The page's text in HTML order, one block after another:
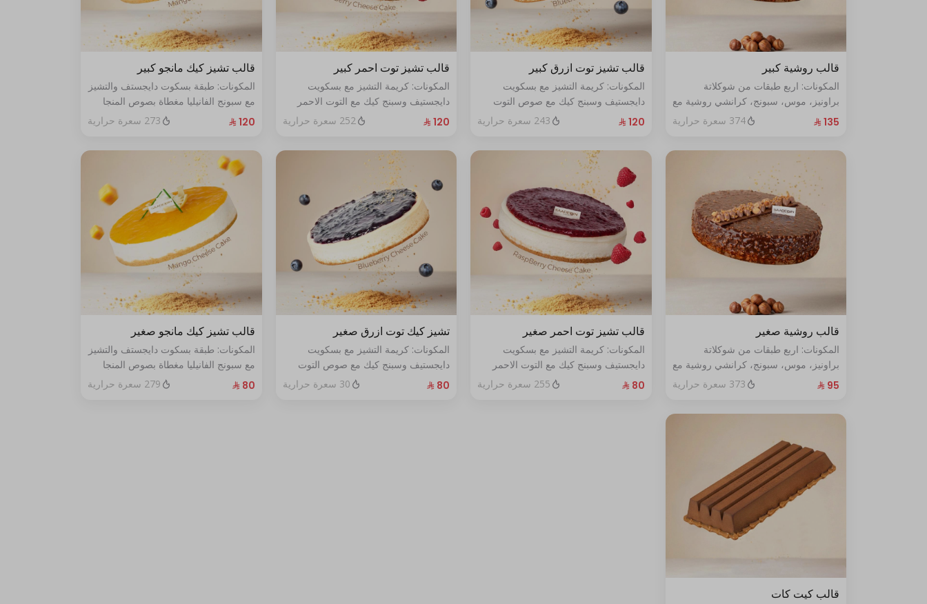
قالب روشية كبير
المكونات: اربع طبقات من شوكلاتة
براونيز، موس، سبونج، كرانشي روشية مع
البندق الحجم الحجم:كبير يكفي١٢شخص
374 سعرة حرارية
قالب تشيز توت ازرق كبير
المكونات: كريمة التشيز مع بسكويت
دايجستيف وسبنج كيك مع صوص التوت
الأزرق الطازج الحجم:كبير يكفي١٢شخص
243 سعرة حرارية
قالب تشيز توت احمر كبير
المكونات: كريمة التشيز مع بسكويت
دايجستيف وسبنج كيك مع التوت الاحمر
الطازج الحجم:كبير يكفي١٢شخص
252 سعرة حرارية
قالب تشيز كيك مانجو كبير
المكونات: طبقة بسكوت دايجستف والتشيز
مع سبونج الفانيليا مغطاة بصوص المنجا
الحجم: كبير يكفي ١٢ اشخاص
273 سعرة حرارية
قالب روشية صغير
المكونات: اربع طبقات من شوكلاتة
براونيز، موس، سبونج، كرانشي روشية مع
البندق الحجم: صغير يكفي ٧ أشخاص373 سعرة حرارية
قالب تشيز توت احمر صغير
المكونات: كريمة التشيز مع بسكويت
دايجستيف وسبنج كيك مع التوت الاحمر
الطازج الحجم:صغير يكفي٧شخص
255 سعرة حرارية
تشيز كيك توت ازرق صغير
المكونات: كريمة التشيز مع بسكويت
دايجستيف وسبنج كيك مع صوص التوت
الأزرق الطازج الحجم:صغير يكفي٧شخص
30 سعرة حرارية
قالب تشيز كيك مانجو صغير
المكونات: طبقة بسكوت دايجستف والتشيز
مع سبونج الفانيليا مغطاة بصوص المنجا
الحجم: صغير يكفي ٧ اشخاص
279 سعرة حرارية
قالب كيت كات